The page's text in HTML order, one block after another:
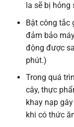
la sẽ bị hỏng
Bật công tắc
đảm bảo
động được
phút.)
Trong quá
cây, thực
khay nạp
khi có thức